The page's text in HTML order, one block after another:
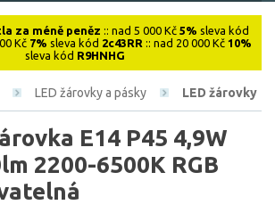
za méně peněz :: nad 5 000 Kč 5% sleva kód
Kč 7% sleva kód 2c43RR :: nad 20 000 Kč 10%
sleva kód R9HNHG
LED žárovky a pásky LED žárovky
E14 P45 4,9W
2200-6500K RGB